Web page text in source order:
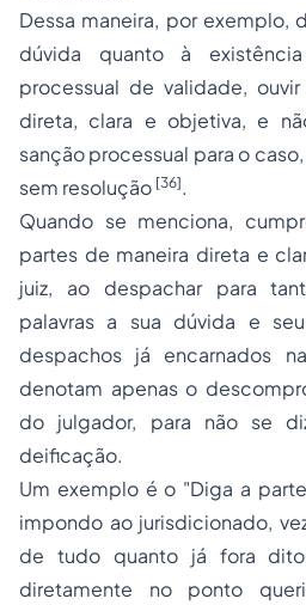
Dessa maneira, por exemplo,
dúvida quanto à
processual de validade,
direta, clara e objetiva, e
sanção processual para o
sem resolução [36].
Quando se menciona,
partes de maneira direta e
juiz, ao despachar para
palavras a sua dúvida e
despachos já encarnados
denotam apenas o
do julgador, para não se
deificação.
Um exemplo é o "Diga a
impondo ao jurisdicionado,
de tudo quanto já fora
diretamente no ponto